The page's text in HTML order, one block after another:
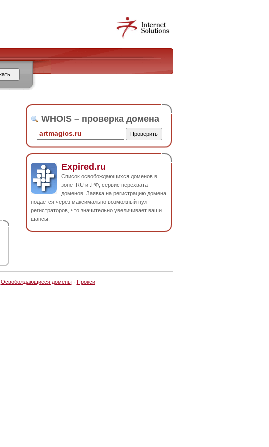
WHOIS – проверка домена
Expired.ru
Список освобождающихся доменов в
зоне .RU и .РФ, сервис перехвата
доменов. Заявка на регистрацию домена
подается через максимально возможный пул
регистраторов, что значительно увеличивает ваши
шансы.
Освобождающиеся домены· Прокси